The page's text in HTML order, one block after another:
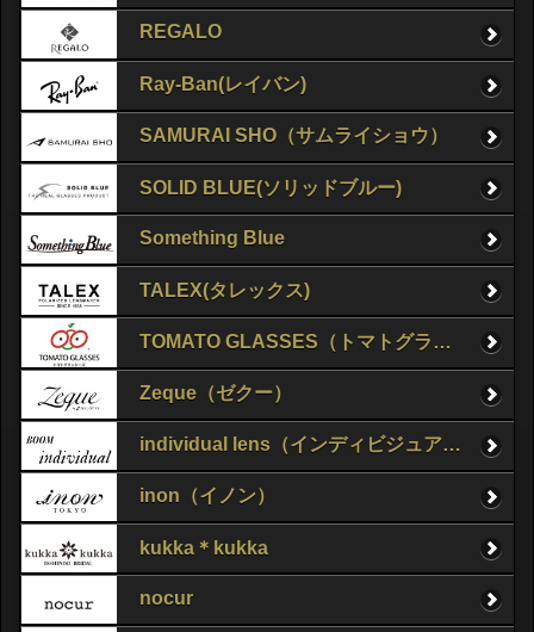
REGALO
Ray-Ban(レイバン)
SAMURAI SHO（サムライショウ）
SOLID BLUE(ソリッドブルー)
Something Blue
TALEX(タレックス)
TOMATO GLASSES（トマトグラッシーズ）
Zeque（ゼクー）
individual lens（インディビジュアルレンズ）
inon（イノン）
kukka＊kukka
nocur